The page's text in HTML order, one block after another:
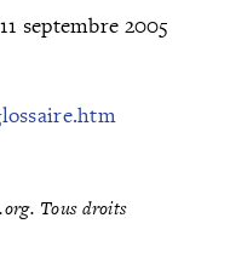
septembre 2005
Tous droits